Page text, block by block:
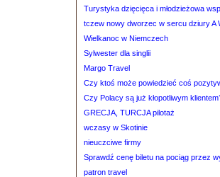
Turystyka dzięcięca i młodzieżowa
tczew nowy dworzec w sercu dziury A
Wielkanoc w Niemczech
Sylwester dla singlii
Margo Travel
Czy ktoś może powiedzieć coś
Czy Polacy są już kłopotliwym
GRECJA, TURCJA pilotaż
wczasy w Skotinie
nieuczciwe firmy
Sprawdź cenę biletu na pociąg przez
patron travel